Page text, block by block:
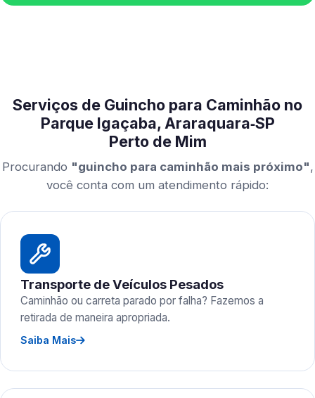
Serviços de Guincho para Caminhão no
Parque Igaçaba, Araraquara‑SP
Perto de Mim
Procurando "guincho para caminhão mais próximo",
você conta com um atendimento rápido:
Transporte de Veículos Pesados
Caminhão ou carreta parado por falha? Fazemos a
retirada de maneira apropriada.
Saiba Mais